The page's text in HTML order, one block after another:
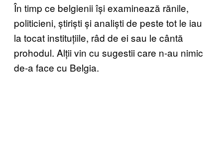
În timp ce belgienii își examinează rănile,
politicieni, știriști și analiști de peste tot le iau
la tocat instituțiile, râd de ei sau le cântă
prohodul. Alții vin cu sugestii care n-au nimic
de-a face cu Belgia.